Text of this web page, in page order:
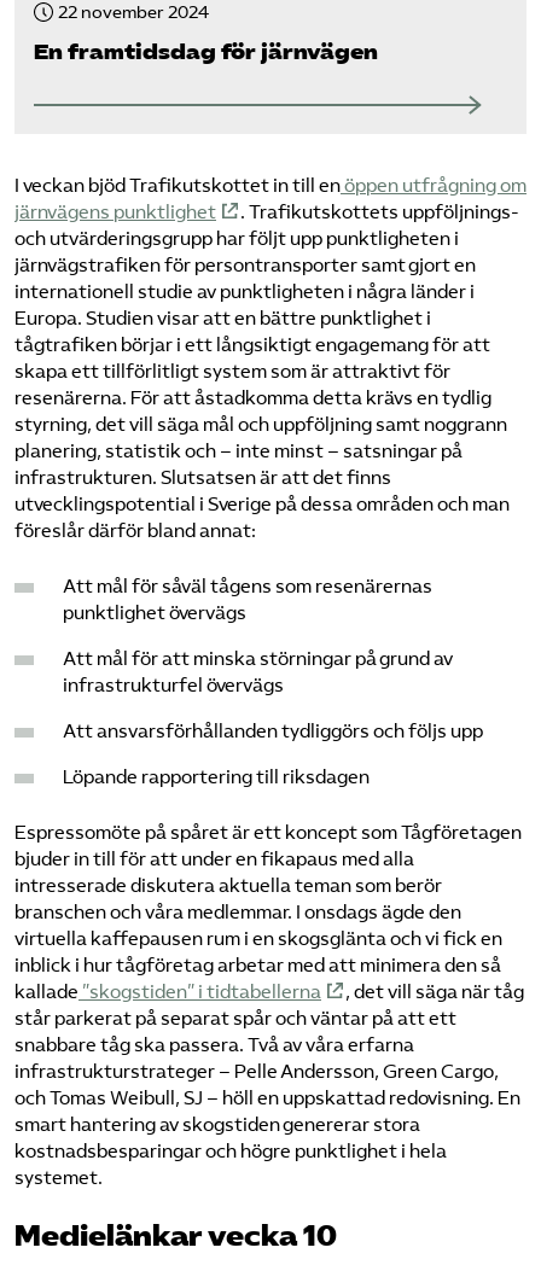
22 november 2024
En framtidsdag för järnvägen
I veckan bjöd Trafikutskottet in till enöppen utfrågning om
järnvägens punktlighet
. Trafikutskottets uppföljnings-
och utvärderingsgrupp har följt upp punktligheten i
järnvägstrafiken för persontransporter samt gjort en
internationell studie av punktligheten i några länder i
Europa. Studien visar att en bättre punktlighet i
tågtrafiken börjar i ett långsiktigt engagemang för att
skapa ett tillförlitligt system som är attraktivt för
resenärerna. För att åstadkomma detta krävs en tydlig
styrning, det vill säga mål och uppföljning samt noggrann
planering, statistik och – inte minst – satsningar på
infrastrukturen. Slutsatsen är att det finns
utvecklingspotential i Sverige på dessa områden och man
föreslår därför bland annat:
Att mål för såväl tågens som resenärernas
punktlighet övervägs
Att mål för att minska störningar på grund av
infrastrukturfel övervägs
Att ansvarsförhållanden tydliggörs och följs upp
Löpande rapportering till riksdagen
Espressomöte på spåret är ett koncept som Tågföretagen
bjuder in till för att under en fikapaus med alla
intresserade diskutera aktuella teman som berör
branschen och våra medlemmar. I onsdags ägde den
virtuella kaffepausen rum i en skogsglänta och vi fick en
inblick i hur tågföretag arbetar med att minimera den så
kallade ”skogstiden” i tidtabellerna
, det vill säga när tåg
står parkerat på separat spår och väntar på att ett
snabbare tåg ska passera. Två av våra erfarna
infrastrukturstrateger – Pelle Andersson, Green Cargo,
och Tomas Weibull, SJ – höll en uppskattad redovisning. En
smart hantering av skogstiden genererar stora
kostnadsbesparingar och högre punktlighet i hela
systemet.
Medielänkar vecka 10